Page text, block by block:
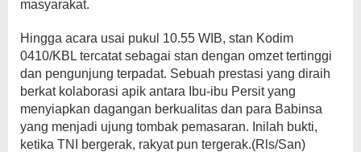
masyarakat.
Hingga acara usai pukul 10.55 WIB, stan Kodim
0410/KBL tercatat sebagai stan dengan omzet tertinggi
dan pengunjung terpadat. Sebuah prestasi yang diraih
berkat kolaborasi apik antara Ibu-ibu Persit yang
menyiapkan dagangan berkualitas dan para Babinsa
yang menjadi ujung tombak pemasaran. Inilah bukti,
ketika TNI bergerak, rakyat pun tergerak.(Rls/San)